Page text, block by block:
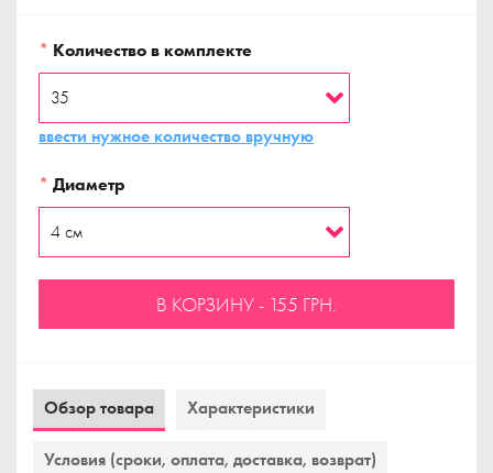
* Количество в комплекте
ввести нужное количество вручную
* Диаметр
В КОРЗИНУ - 155 ГРН.
Обзор товара Характеристики
Условия (сроки, оплата, доставка, возврат)